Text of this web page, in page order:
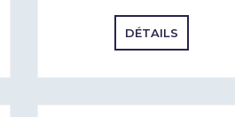
DÉTAILS